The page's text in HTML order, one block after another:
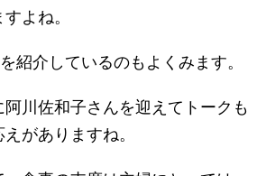
よね。
紹介しているのもよくみます。
川佐和子さんを迎えてトークも
がありますね。